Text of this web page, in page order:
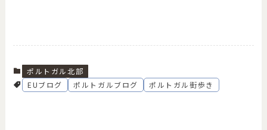
ポルトガル北部
EUブログ
ポルトガルブログ ポルトガル街歩き